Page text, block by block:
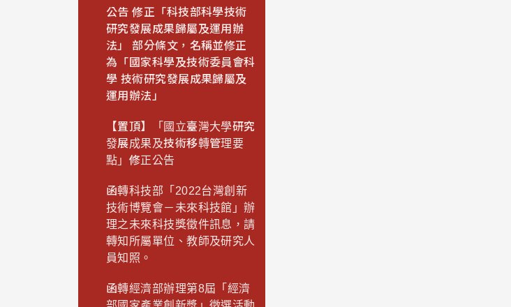
公告 修正「科技部科學技術
研究發展成果歸屬及運用辦
法」 部分條文，名稱並修正
為「國家科學及技術委員會科
學 技術研究發展成果歸屬及
運用辦法」
【置頂】「國立臺灣大學研究
發展成果及技術移轉管理要
點」修正公告
函轉科技部「2022台灣創新
技術博覽會－未來科技館」辦
理之未來科技獎徵件訊息，請
轉知所屬單位、教師及研究人
員知照。
函轉經濟部辦理第8屆「經濟